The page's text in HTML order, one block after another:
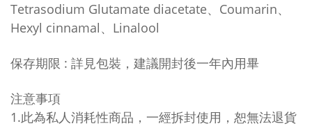
Tetrasodium Glutamate diacetate、 Coumarin、
Hexyl cinnamal、 Linalool
保存期限 : 詳見包裝，建議開封後一年內用畢
注意事項
1.此為私人消耗性商品，一經拆封使用，恕無法退貨